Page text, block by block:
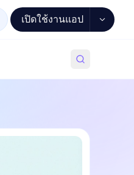
เปิดใช้งานแอป